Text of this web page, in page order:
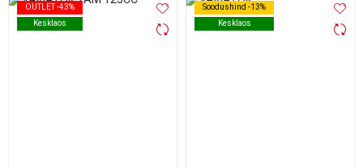
OUTLET -43%
Kesklaos
OUTLET -43%
Kesklaos
Soodushind -13%
Kesklaos
Soodushind -13%
Kesklaos